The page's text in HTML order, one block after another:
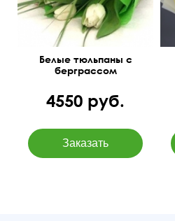
Белые тюльпаны с
берграссом
4550 руб.